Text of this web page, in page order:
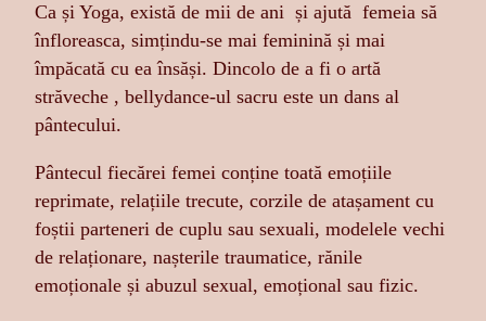
Ca și Yoga, există de mii de ani și ajută femeia să
înfloreasca, simțindu-se mai feminină și mai
împăcată cu ea însăși. Dincolo de a fi o artă
străveche , bellydance-ul sacru este un dans al
pântecului.
Pântecul fiecărei femei conține toată emoțiile
reprimate, relațiile trecute, corzile de atașament cu
foștii parteneri de cuplu sau sexuali, modelele vechi
de relaționare, nașterile traumatice, rănile
emoționale și abuzul sexual, emoțional sau fizic.